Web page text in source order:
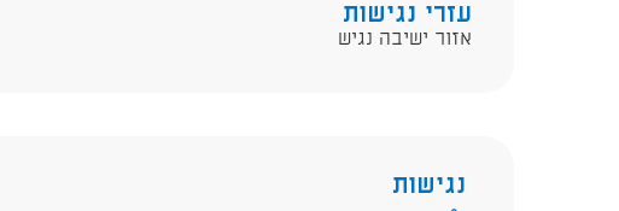
עזרי נגישות
אזור ישיבה נגיש
נגישות